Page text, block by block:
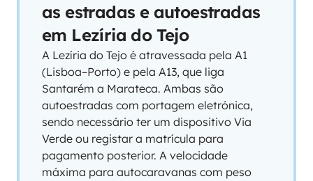
as estradas e autoestradas
em Lezíria do Tejo
A Lezíria do Tejo é atravessada pela A1
(Lisboa–Porto) e pela A13, que liga
Santarém a Marateca. Ambas são
autoestradas com portagem eletrónica,
sendo necessário ter um dispositivo Via
Verde ou registar a matrícula para
pagamento posterior. A velocidade
máxima para autocaravanas com peso